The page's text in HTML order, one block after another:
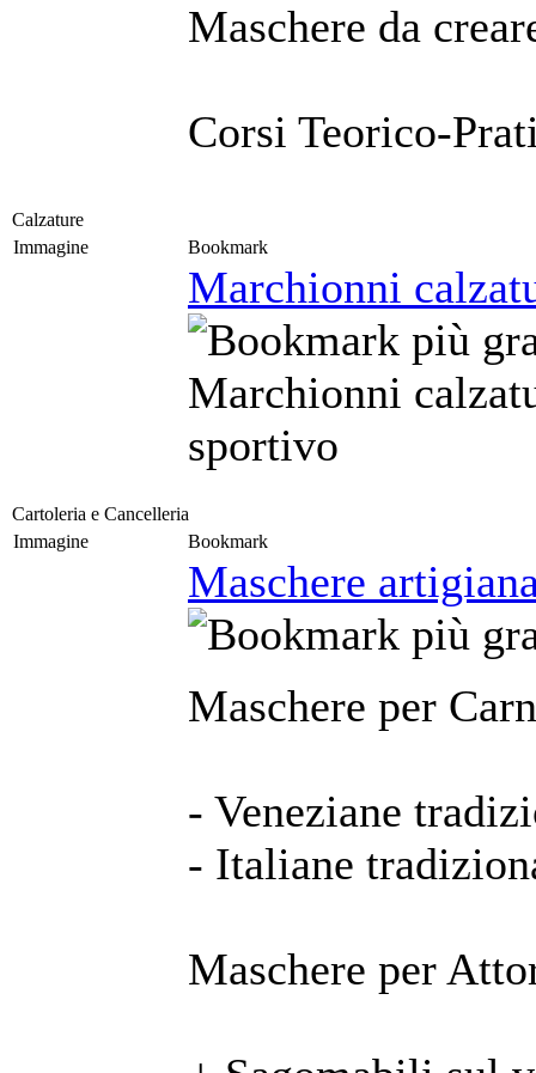
Maschere da
Corsi Teorico-
Calzature
Immagine
Bookmark
Marchionni
Marchionni
sportivo
Cartoleria e Cancelleria
Immagine
Bookmark
Maschere
Maschere per
- Veneziane
- Italiane
Maschere per